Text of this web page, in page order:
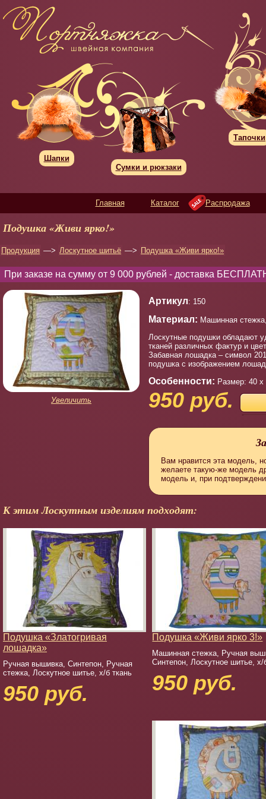
Шапки
Сумки и рюкзаки
Тапочки
Главная Каталог Распродажа
Подушка «Живи ярко!»
Продукция —> Лоскутное шитьё —> Подушка «Живи ярко!»
При заказе на сумму от 9 000 рублей - доставка
Увеличить
Артикул: 150
Материал: Машинная
Лоскутные подушки обладают
тканей различных фактур и
Забавная лошадка – символ
подушка с изображением
Особенности: Размер: 40
950 руб.
Вам нравится эта модель,
желаете такую-же модель
модель и, при
К этим Лоскутным изделиям подходят:
Подушка «Златогривая
лошадка»
Ручная вышивка, Синтепон, Ручная
стежка, Лоскутное шитье, х/б ткань
950 руб.
Подушка «Живи ярко 3!»
Машинная стежка, Ручная
Синтепон, Лоскутное шитье, х/
950 руб.